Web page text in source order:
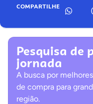
COMPARTILHE
Pesquisa de
jornada
A busca por
de compra para
região.